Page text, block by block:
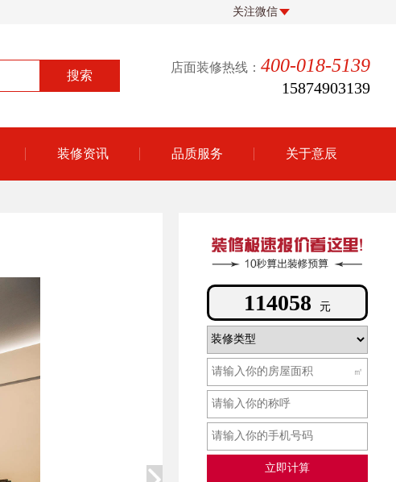
关注微信
店面装修热线： 400-018-5139
15874903139
装修资讯 品质服务 关于意辰
624772 元
㎡